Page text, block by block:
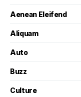
Aenean Eleifend
Aliquam
Auto
Buzz
Culture